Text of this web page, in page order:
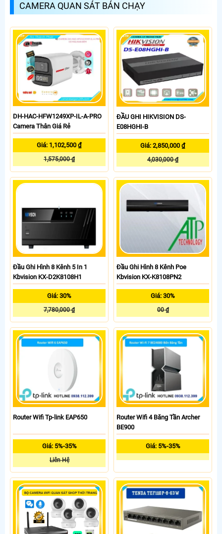
CAMERA QUAN SÁT BÁN CHẠY
DH-HAC-HFW1249XP-IL-A-PRO
Camera Thân Giá Rẻ
Giá: 1,102,500 ₫
1,575,000 ₫
ĐẦU GHI HIKVISION DS-
E08HGHI-B
Giá: 2,850,000 ₫
4,030,000 ₫
Đầu Ghi Hình 8 Kênh 5 In 1
Kbvision KX-D2K8108H1
Giá: 30%
7,780,000 ₫
Đầu Ghi Hình 8 Kênh Poe
Kbvision KX-K8108PN2
Giá: 30%
00 ₫
Router Wifi Tp-link EAP650
Giá: 5%-35%
Liên Hệ
Router Wifi 4 Băng Tần Archer
BE900
Giá: 5%-35%